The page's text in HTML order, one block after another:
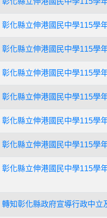
彰化縣立伸港國民中學115學
彰化縣立伸港國民中學115學
彰化縣立伸港國民中學115學
彰化縣立伸港國民中學115學
彰化縣立伸港國民中學115學
彰化縣立伸港國民中學115學
彰化縣立伸港國民中學115學
轉知彰化縣政府宣導行政中立